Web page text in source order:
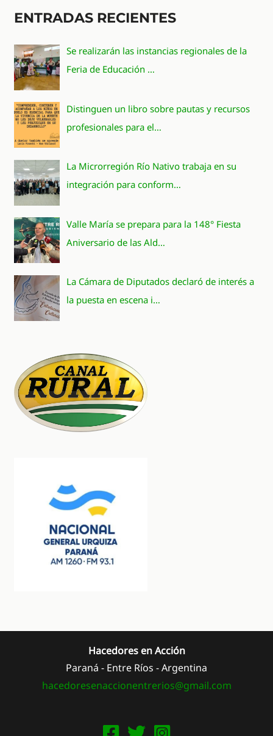
ENTRADAS RECIENTES
Se realizarán las instancias regionales de la
Feria de Educación …
Distinguen un libro sobre pautas y recursos
profesionales para el…
La Microrregión Río Nativo trabaja en su
integración para conform…
Valle María se prepara para la 148° Fiesta
Aniversario de las Ald…
La Cámara de Diputados declaró de interés a
la puesta en escena i…
Hacedores en Acción
Paraná - Entre Ríos - Argentina
hacedoresenaccionentrerios@gmail.com